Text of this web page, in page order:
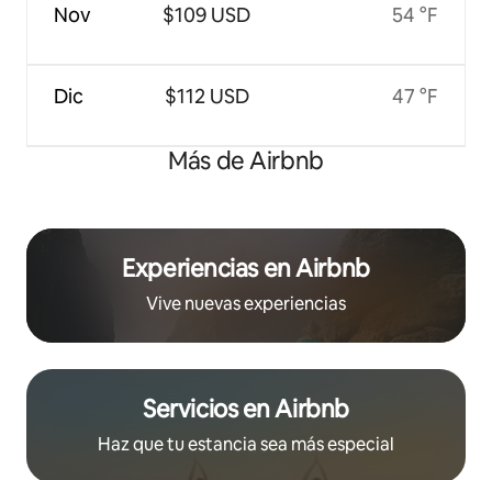
Nov
Dic
$109 USD
$112 USD
54 °F
47 °F
Más de Airbnb
Experiencias en Airbnb
Vive nuevas experiencias
Servicios en Airbnb
Haz que tu estancia sea más especial